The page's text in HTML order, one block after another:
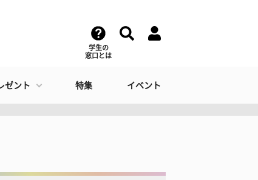
学生の
窓口とは
ゼント 特集 イベント